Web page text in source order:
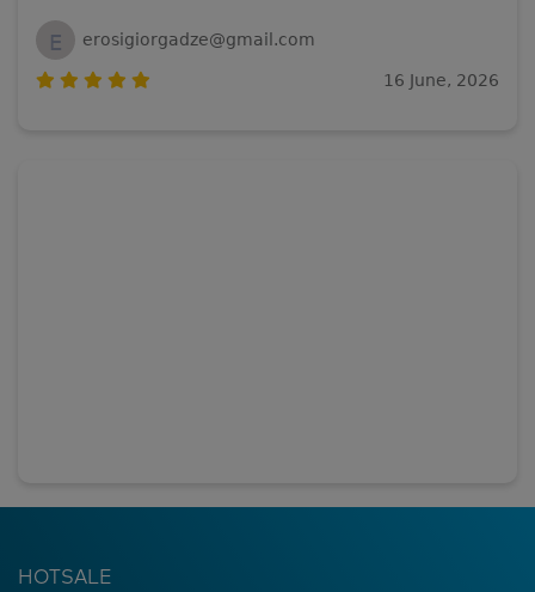
E erosigiorgadze@gmail.com
16 June, 2026
HOTSALE